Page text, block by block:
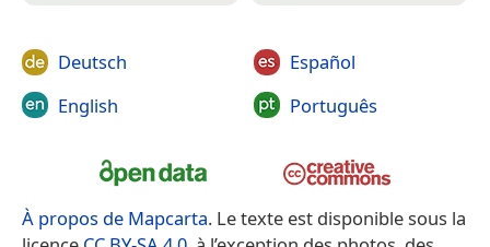
Deutsch
English
Español
Português
À propos de Mapcarta. Le texte est disponible sous la